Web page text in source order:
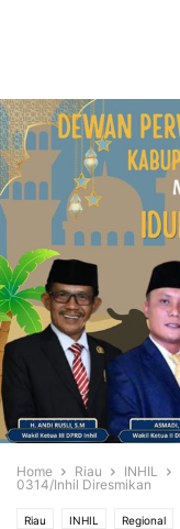
Home Riau INHIL
0314/Inhil Diresmikan
Riau INHIL Regional